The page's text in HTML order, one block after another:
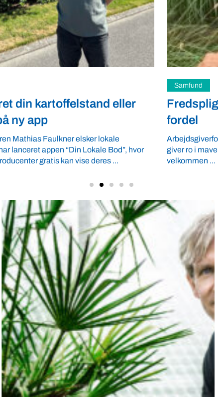
Fredspligt giver landmænd strategisk
fordel
Arbejdsgiverforeningen GLS-A tilbyder ordnede forhold, som
giver ro i maven til landmænd – også i usikre tider. VBF byder
velkommen ...